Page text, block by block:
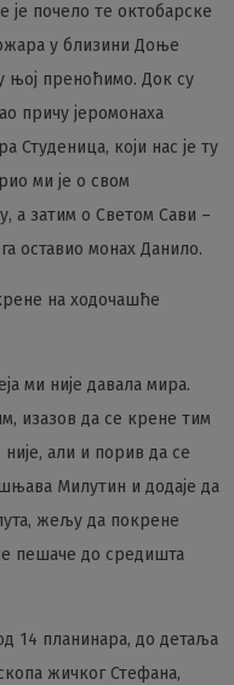
је почело те октобарске
у близини Доње
њој преноћимо. Док су
причу јеромонаха
Студеница, који нас је ту
ми је о свом
а затим о Светом Сави –
оставио монах Данило.
на ходочашће
ми није давала мира.
изазов да се крене тим
али и порив да се
Милутин и додаје да
жељу да покрене
пешаче до средишта
14 планинара, до детаља
жичког Стефана,